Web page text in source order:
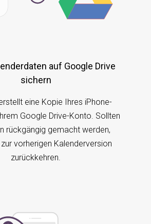
auf Google Drive
sichern
eine Kopie Ihres iPhone-
Google Drive-Konto. Sollten
rückgängig gemacht werden,
vorherigen Kalenderversion
zurückkehren.